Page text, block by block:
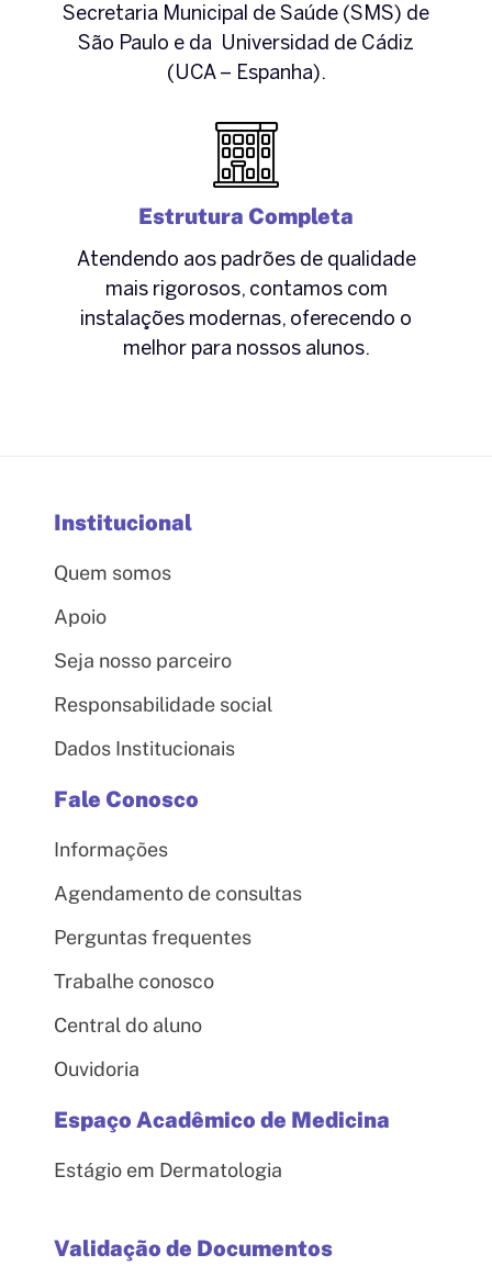
Secretaria Municipal de Saúde (SMS) de
São Paulo e da Universidad de Cádiz
(UCA – Espanha).
Estrutura Completa
Atendendo aos padrões de qualidade
mais rigorosos, contamos com
instalações modernas, oferecendo o
melhor para nossos alunos.
Institucional
Quem somos
Apoio
Seja nosso parceiro
Responsabilidade social
Dados Institucionais
Fale Conosco
Informações
Agendamento de consultas
Perguntas frequentes
Trabalhe conosco
Central do aluno
Ouvidoria
Espaço Acadêmico de Medicina
Estágio em Dermatologia
Validação de Documentos